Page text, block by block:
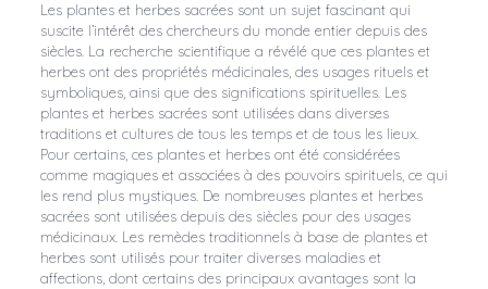
Les plantes et herbes sacrées sont un sujet fascinant qui
suscite l’intérêt des chercheurs du monde entier depuis des
siècles. La recherche scientifique a révélé que ces plantes et
herbes ont des propriétés médicinales, des usages rituels et
symboliques, ainsi que des significations spirituelles. Les
plantes et herbes sacrées sont utilisées dans diverses
traditions et cultures de tous les temps et de tous les lieux.
Pour certains, ces plantes et herbes ont été considérées
comme magiques et associées à des pouvoirs spirituels, ce qui
les rend plus mystiques. De nombreuses plantes et herbes
sacrées sont utilisées depuis des siècles pour des usages
médicinaux. Les remèdes traditionnels à base de plantes et
herbes sont utilisés pour traiter diverses maladies et
affections, dont certains des principaux avantages sont la